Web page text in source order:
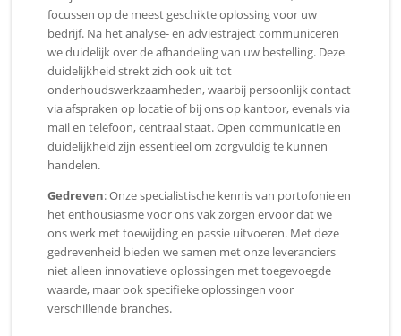
focussen op de meest geschikte oplossing voor uw
bedrijf. Na het analyse- en adviestraject communiceren
we duidelijk over de afhandeling van uw bestelling. Deze
duidelijkheid strekt zich ook uit tot
onderhoudswerkzaamheden, waarbij persoonlijk contact
via afspraken op locatie of bij ons op kantoor, evenals via
mail en telefoon, centraal staat. Open communicatie en
duidelijkheid zijn essentieel om zorgvuldig te kunnen
handelen.
Gedreven: Onze specialistische kennis van portofonie en
het enthousiasme voor ons vak zorgen ervoor dat we
ons werk met toewijding en passie uitvoeren. Met deze
gedrevenheid bieden we samen met onze leveranciers
niet alleen innovatieve oplossingen met toegevoegde
waarde, maar ook specifieke oplossingen voor
verschillende branches.